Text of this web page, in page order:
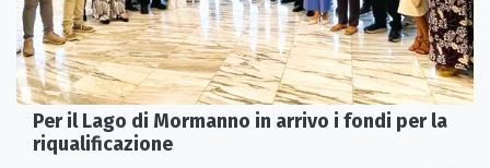
Per il Lago di Mormanno in arrivo i fondi per la
riqualificazione